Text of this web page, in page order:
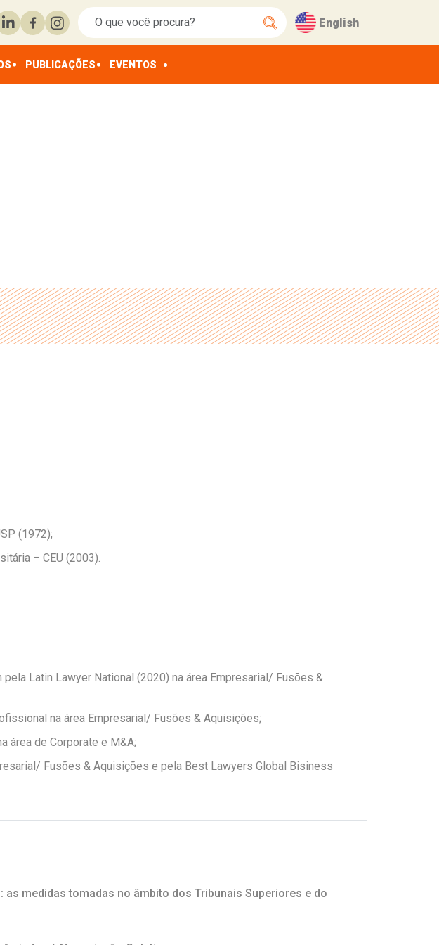
English
PUBLICAÇÕES EVENTOS
(1972);
– CEU (2003).
Latin Lawyer National (2020) na área Empresarial/ Fusões &
na área Empresarial/ Fusões & Aquisições;
área de Corporate e M&A;
Fusões & Aquisições e pela Best Lawyers Global Bisiness
medidas tomadas no âmbito dos Tribunais Superiores e do